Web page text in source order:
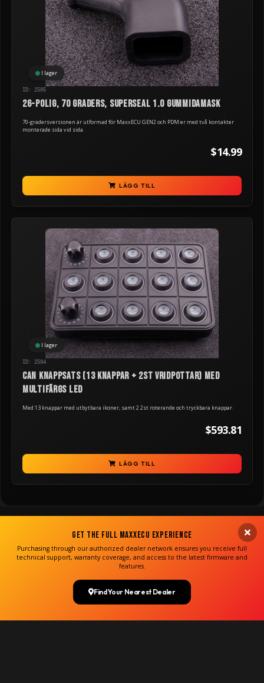
I lager
ID: 2505
26-polig, 70 graders, Superseal 1.0 gummidamask
70-gradersversionen är utformad för MaxxECU GEN2 och PDM:er med två kontakter
monterade sida vid sida.
$14.99
LÄGG TILL
I lager
ID: 2504
CAN knappsats (13 knappar + 2st vridpottar) med
multifärgs LED
Med 13 knappar med utbytbara ikoner, samt 2 2st roterande och tryckbara knappar.
$593.81
LÄGG TILL
Copyright MaxxECU 2026 ©
(US)
Get the Full MaxxECU Experience
Purchasing through our authorized dealer network ensures you receive full
technical support, warranty coverage, and access to the latest firmware and
features.
Find Your Nearest Dealer